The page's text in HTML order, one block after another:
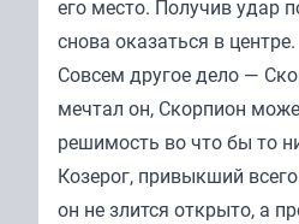
его место. Получив удар
снова оказаться в центре.
Совсем другое дело —
мечтал он, Скорпион
решимость во что бы то
Козерог, привыкший
он не злится открыто, а